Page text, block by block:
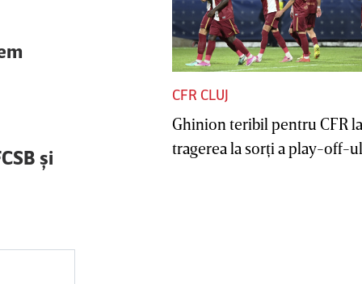
şi
CFR CLUJ
Ghinion teribil pentru CFR la
tragerea la sorţi a play-off-